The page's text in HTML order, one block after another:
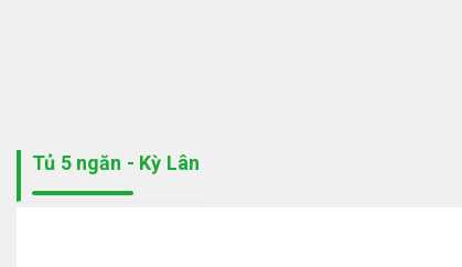
Tủ 5 ngăn - Kỳ Lân